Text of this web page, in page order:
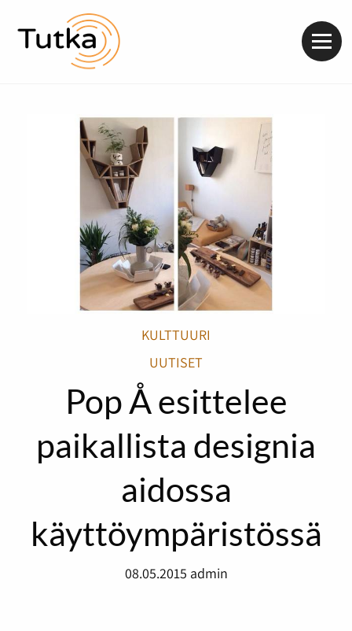
KULTTUURI
UUTISET
Pop Å esittelee
paikallista designia
aidossa
käyttöympäristössä
08.05.2015 admin